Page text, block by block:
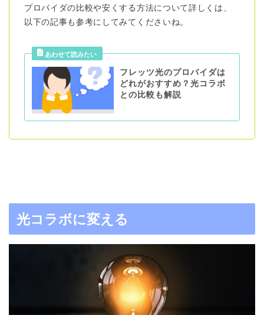
プロバイダの比較や安くする方法について詳しくは、
以下の記事も参考にしてみてくださいね。
フレッツ光のプロバイダは
どれがおすすめ？光コラボ
との比較も解説
光コラボに変える